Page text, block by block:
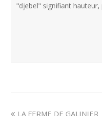
"djebel" signifiant
LA FERME DE GALINIER